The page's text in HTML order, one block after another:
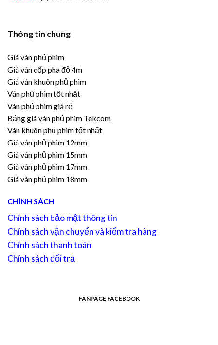
Thông tin chung
Giá ván phủ phim
Giá ván cốp pha đỏ 4m
Giá ván khuôn phủ phim
Ván phủ phim tốt nhất
Ván phủ phim giá rẻ
Bảng giá ván phủ phim Tekcom
Ván khuôn phủ phim tốt nhất
Giá ván phủ phim 12mm
Giá ván phủ phim 15mm
Giá ván phủ phim 17mm
Giá ván phủ phim 18mm
CHÍNH SÁCH
Chính sách bảo mật thông tin
Chính sách vận chuyển và kiểm tra hàng
Chính sách thanh toán
Chính sách đổi trả
FANPAGE FACEBOOK